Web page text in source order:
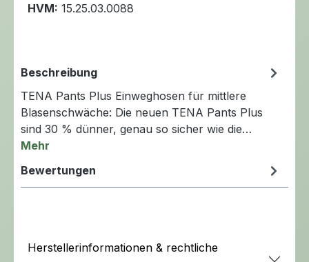
HVM: 15.25.03.0088
Beschreibung
TENA Pants Plus Einweghosen für mittlere
Blasenschwäche: Die neuen TENA Pants Plus
sind 30 % dünner, genau so sicher wie die…
Mehr
Bewertungen
Herstellerinformationen & rechtliche